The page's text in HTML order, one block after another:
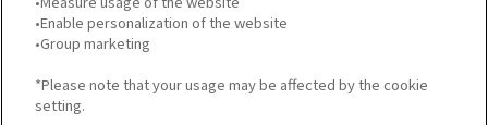
サイトのご利用について
•Enable personalization of the website
•Group marketing
*Please note that your usage may be affected by the cookie
setting.